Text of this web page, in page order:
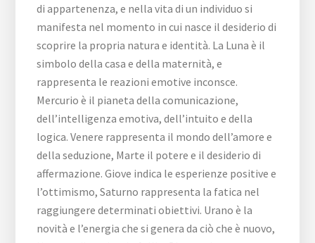
di appartenenza, e nella vita di un individuo si
manifesta nel momento in cui nasce il desiderio di
scoprire la propria natura e identità. La Luna è il
simbolo della casa e della maternità, e
rappresenta le reazioni emotive inconsce.
Mercurio è il pianeta della comunicazione,
dell’intelligenza emotiva, dell’intuito e della
logica. Venere rappresenta il mondo dell’amore e
della seduzione, Marte il potere e il desiderio di
affermazione. Giove indica le esperienze positive e
l’ottimismo, Saturno rappresenta la fatica nel
raggiungere determinati obiettivi. Urano è la
novità e l’energia che si genera da ciò che è nuovo,